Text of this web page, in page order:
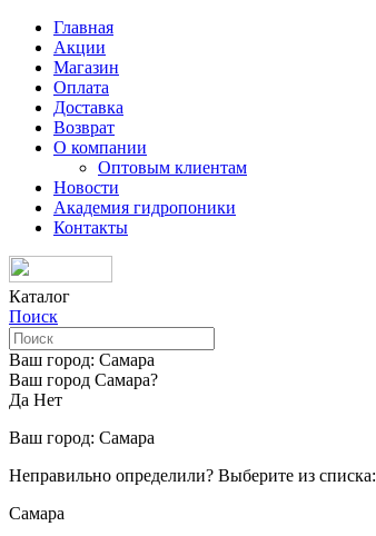
Главная
Акции
Магазин
Оплата
Доставка
Возврат
О компании
Оптовым клиентам
Новости
Академия гидропоники
Контакты
Каталог
Поиск
Ваш город: Самара
Ваш город Самара?
Да Нет
Ваш город: Самара
Неправильно определили? Выберите из списка:
Самара